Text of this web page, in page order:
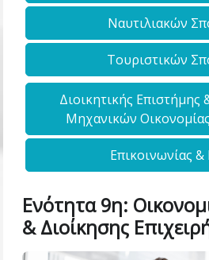
Ναυτιλιακών
Τουριστικών
Διοικητικής Επιστήμης
Μηχανικών
Επικοινωνίας
Ενότητα 9η:
& Διοίκησης